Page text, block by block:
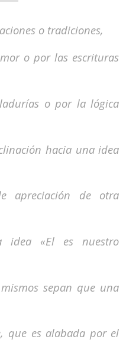
o tradiciones,
o por las escrituras
o por la lógica
hacia una idea
apreciación de otra
«El es nuestro
sepan que una
que es alabada por el